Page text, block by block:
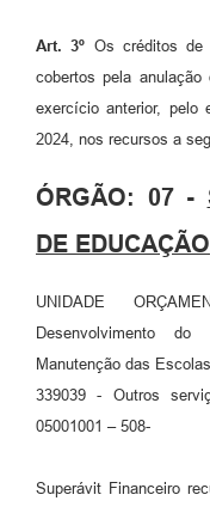
Art. 3º Os créditos de
cobertos pela
exercício anterior, pelo
2024, nos recursos a
ÓRGÃO: 07 -
DE EDUCAÇÃO
UNIDADE
Desenvolvimento
Manutenção das
339039 - Outros
05001001 – 508-
Superávit Financeiro